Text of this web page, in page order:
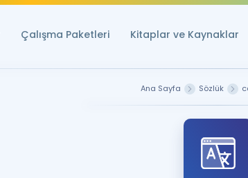
Çalışma Paketleri Kitaplar ve Kaynaklar
Ana Sayfa Sözlük